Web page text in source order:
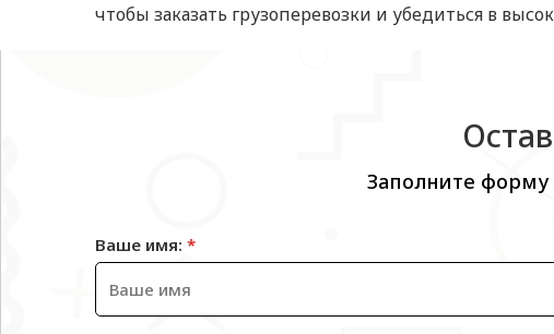
чтобы заказать грузоперевозки и убедиться в
Заполните
Ваше имя: *